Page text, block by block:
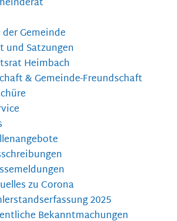
Gemeinde
und Satzungen
Heimbach
& Gemeinde-Freundschaft
zu Corona
2025
Bekanntmachungen